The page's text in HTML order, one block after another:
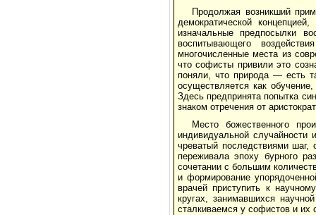
Продолжая возникший
демократической
изначальные предпосылки
воспитывающего
многочисленные места из
что софисты привили это
поняли, что природа — есть
осуществляется как
Здесь предпринята попытка
знаком отречения от
Место божественного
индивидуальной
чреватый последствиями
переживала эпоху бурного
сочетании с большим
и формирование
врачей приступить к
кругах, занимавшихся
сталкиваемся у софистов и их